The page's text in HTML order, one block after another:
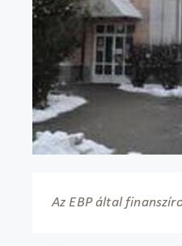
Az EBP által